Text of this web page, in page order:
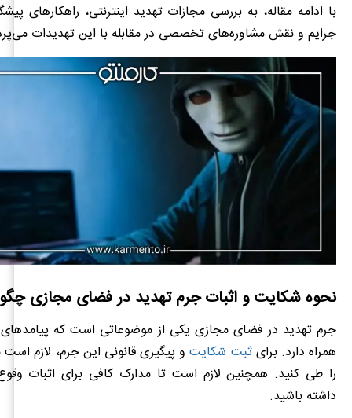
با ادامه مقاله، به بررسی مجازات تهدید اینترنتی، راهکارهای
جرایم و نقش مشاوره‌های تخصصی در مقابله با این تهدیدات
نحوه شکایت و اثبات جرم تهدید در فضای مجازی
جرم تهدید در فضای مجازی یکی از موضوعاتی است که
همراه دارد. برایثبت شکایتو پیگیری قانونی این جرم، لازم
را طی کنید. همچنین لازم است تا مدارک کافی برای اثبات
داشته باشید.